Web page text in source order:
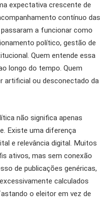
expectativa crescente de
contínuo das
a funcionar como
político, gestão de
Quem entende essa
longo do tempo. Quem
artificial ou desconectado da
não significa apenas
Existe uma diferença
e relevância digital. Muitos
ativos, mas sem conexão
de publicações genéricas,
calculados
o eleitor em vez de